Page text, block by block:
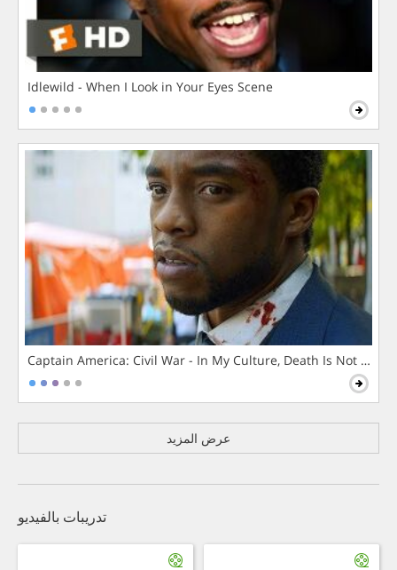
Idlewild - When I Look in Your Eyes Scene
Captain America: Civil War - In My Culture, Death Is Not The
عرض المزيد
تدريبات بالفيديو